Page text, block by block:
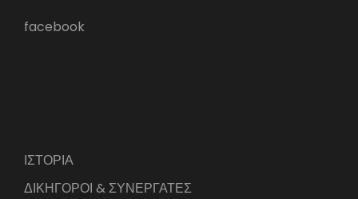
facebook
ΙΣΤΟΡΙΑ
ΔΙΚΗΓΟΡΟΙ & ΣΥΝΕΡΓΑΤΕΣ